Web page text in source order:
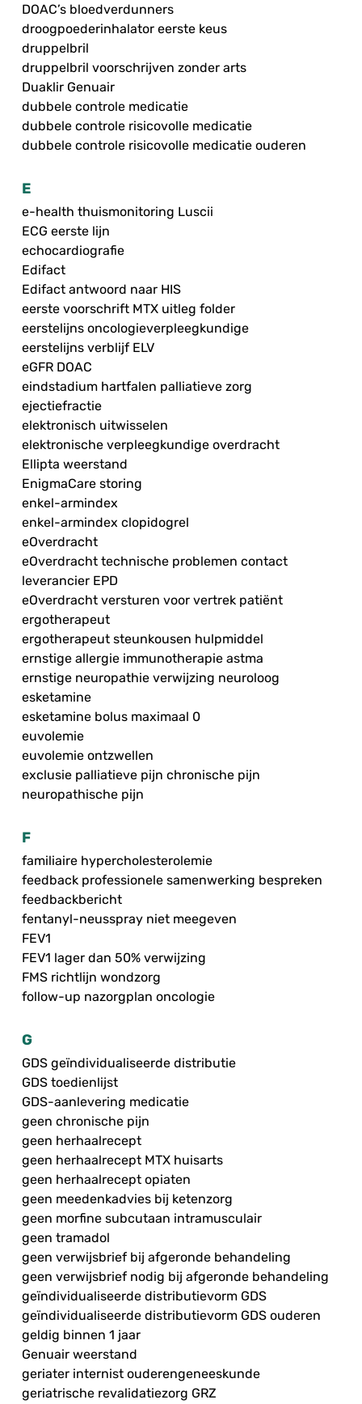
DOAC’s bloedverdunners
droogpoederinhalator eerste keus
druppelbril
druppelbril voorschrijven zonder arts
Duaklir Genuair
dubbele controle medicatie
dubbele controle risicovolle medicatie
dubbele controle risicovolle medicatie ouderen
E
e-health thuismonitoring Luscii
ECG eerste lijn
echocardiografie
Edifact
Edifact antwoord naar HIS
eerste voorschrift MTX uitleg folder
eerstelijns oncologieverpleegkundige
eerstelijns verblijf ELV
eGFR DOAC
eindstadium hartfalen palliatieve zorg
ejectiefractie
elektronisch uitwisselen
elektronische verpleegkundige overdracht
Ellipta weerstand
EnigmaCare storing
enkel-armindex
enkel-armindex clopidogrel
eOverdracht
eOverdracht technische problemen contact
leverancier EPD
eOverdracht versturen voor vertrek patiënt
ergotherapeut
ergotherapeut steunkousen hulpmiddel
ernstige allergie immunotherapie astma
ernstige neuropathie verwijzing neuroloog
esketamine
esketamine bolus maximaal 0
euvolemie
euvolemie ontzwellen
exclusie palliatieve pijn chronische pijn
neuropathische pijn
F
familiaire hypercholesterolemie
feedback professionele samenwerking bespreken
feedbackbericht
fentanyl-neusspray niet meegeven
FEV1
FEV1 lager dan 50% verwijzing
FMS richtlijn wondzorg
follow-up nazorgplan oncologie
G
GDS geïndividualiseerde distributie
GDS toedienlijst
GDS-aanlevering medicatie
geen chronische pijn
geen herhaalrecept
geen herhaalrecept MTX huisarts
geen herhaalrecept opiaten
geen meedenkadvies bij ketenzorg
geen morfine subcutaan intramusculair
geen tramadol
geen verwijsbrief bij afgeronde behandeling
geen verwijsbrief nodig bij afgeronde behandeling
geïndividualiseerde distributievorm GDS
geïndividualiseerde distributievorm GDS ouderen
geldig binnen 1 jaar
Genuair weerstand
geriater internist ouderengeneeskunde
geriatrische revalidatiezorg GRZ